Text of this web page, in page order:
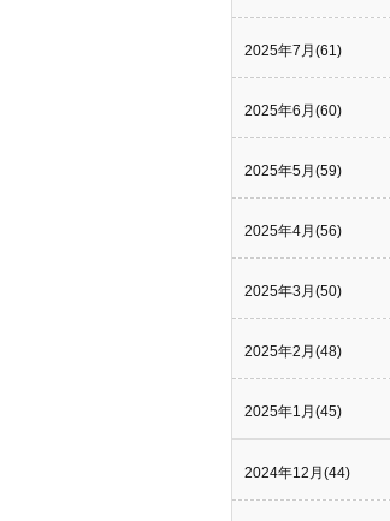
2025年7月(61)
2025年6月(60)
2025年5月(59)
2025年4月(56)
2025年3月(50)
2025年2月(48)
2025年1月(45)
2024年12月(44)